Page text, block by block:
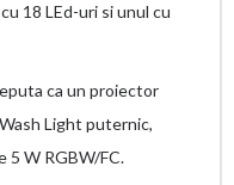
18 LEd-uri si unul cu
ca un proiector
Light puternic,
5 W RGBW/FC.